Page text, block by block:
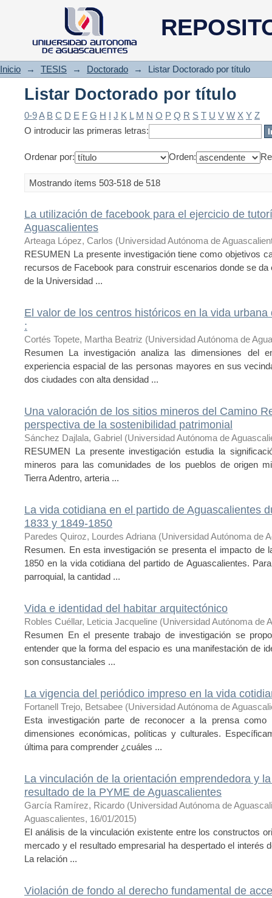
Listar Doctorado por título
Inicio → TESIS → Doctorado → Listar Doctorado por título
Listar Doctorado por título
0-9A B C D E F G H I J K L M N O P Q R S T U V W X Y Z
O introducir las primeras letras:
Ordenar por: Orden:
Mostrando ítems 503-518 de 518
La utilización de facebook para el ejercicio de
Aguascalientes
Arteaga López, Carlos (Universidad Autónoma de
RESUMEN La presente investigación tiene como objetivos
recursos de Facebook para construir escenarios donde se
de la Universidad ...
El valor de los centros históricos en la vida
:
Cortés Topete, Martha Beatriz (Universidad Autónoma de
Resumen La investigación analiza las dimensiones del
experiencia espacial de las personas mayores en sus
dos ciudades con alta densidad ...
Una valoración de los sitios mineros del Camino
perspectiva de la sostenibilidad patrimonial
Sánchez Dajlala, Gabriel (Universidad Autónoma de
RESUMEN La presente investigación estudia la
mineros para las comunidades de los pueblos de origen
Tierra Adentro, arteria ...
La vida cotidiana en el partido de Aguascalientes
1833 y 1849-1850
Paredes Quiroz, Lourdes Adriana (Universidad Autónoma de
Resumen. En esta investigación se presenta el impacto de
1850 en la vida cotidiana del partido de Aguascalientes.
parroquial, la cantidad ...
Vida e identidad del habitar arquitectónico
Robles Cuéllar, Leticia Jacqueline (Universidad Autónoma de
Resumen En el presente trabajo de investigación se
entender que la forma del espacio es una manifestación de
son consustanciales ...
La vigencia del periódico impreso en la vida
Fortanell Trejo, Betsabee (Universidad Autónoma de
Esta investigación parte de reconocer a la prensa como
dimensiones económicas, políticas y culturales.
última para comprender ¿cuáles ...
La vinculación de la orientación emprendedora y
resultado de la PYME de Aguascalientes
García Ramírez, Ricardo (Universidad Autónoma de
Aguascalientes, 16/01/2015)
El análisis de la vinculación existente entre los constructos
mercado y el resultado empresarial ha despertado el interés
La relación ...
Violación de fondo al derecho fundamental de